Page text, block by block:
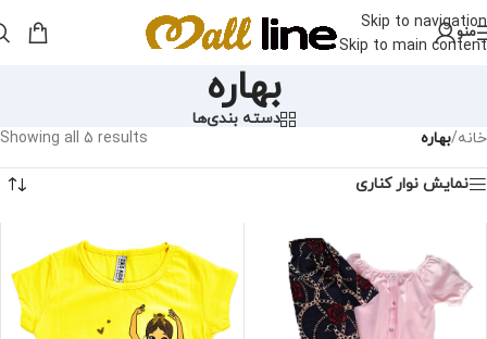
Skip to navigation
Skip to main content
منو
بهاره
دسته بندی‌ها
خانه/بهاره Showing all 5 results
نمایش نوار کناری